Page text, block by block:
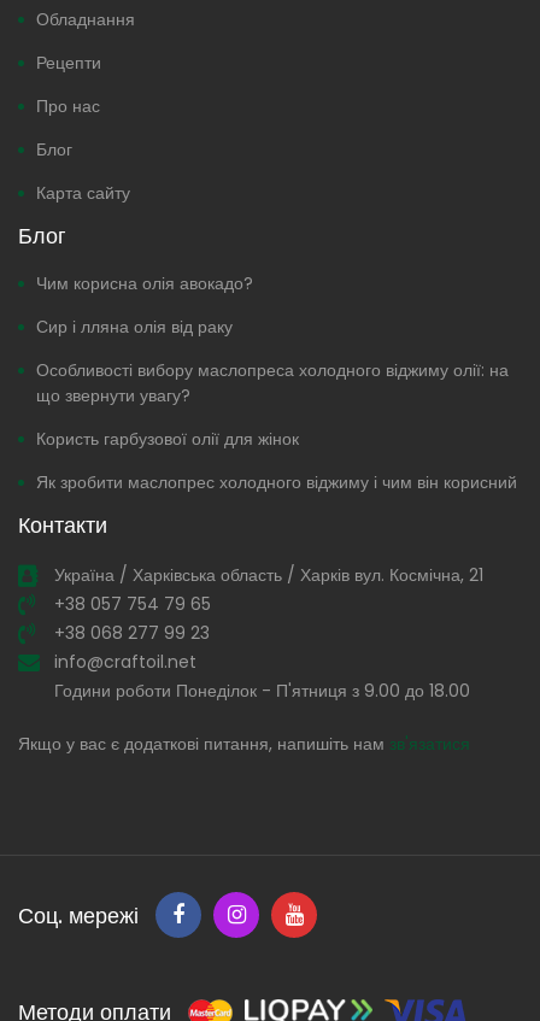
Обладнання
Рецепти
Про нас
Блог
Карта сайту
Блог
Чим корисна олія авокадо?
Сир і лляна олія від раку
Особливості вибору маслопреса холодного віджиму олії: на
що звернути увагу?
Користь гарбузової олії для жінок
Як зробити маслопрес холодного віджиму і чим він корисний
Контакти
Україна / Харківська область / Харків вул. Космічна, 21
+38 057 754 79 65
+38 068 277 99 23
info@craftoil.net
Години роботи Понеділок - П'ятниця з 9.00 до 18.00
Якщо у вас є додаткові питання, напишіть нам зв'язатися
Соц. мережі
Методи оплати